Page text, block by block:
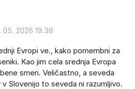
05. 2026 19.38
Evropi ve., kako pomembni za
Kao jim cela srednja Evropa
smeri. Veličastno, a seveda
Slovenijo to seveda ni razumljivo.